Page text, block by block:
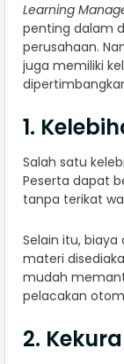
Learning
penting dalam
perusahaan.
juga memiliki
1.
Salah satu
Peserta dapat
tanpa terikat
Selain itu,
materi
mudah
pelacakan
2.